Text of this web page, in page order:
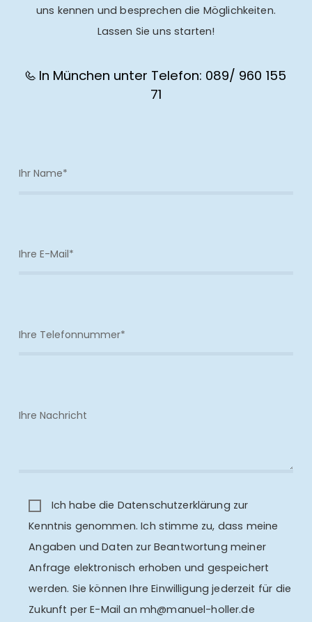
uns kennen und besprechen die Möglichkeiten.
Lassen Sie uns starten!
In München unter Telefon: 089/ 960 155
71
Ich habe die Datenschutzerklärung zur
Kenntnis genommen. Ich stimme zu, dass meine
Angaben und Daten zur Beantwortung meiner
Anfrage elektronisch erhoben und gespeichert
werden. Sie können Ihre Einwilligung jederzeit für die
Zukunft per E-Mail anmh@manuel-holler.de